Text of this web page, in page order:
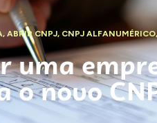
,ABRIR CNPJ, CNPJ ALFANUMÉRICO,
uma
o novo